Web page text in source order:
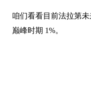
咱们看看目前法拉第
巅峰时期 1%。